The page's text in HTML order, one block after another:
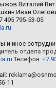
Виталий
Иван
495 795-53-05
и иное
отдела
Телефон: +7
11